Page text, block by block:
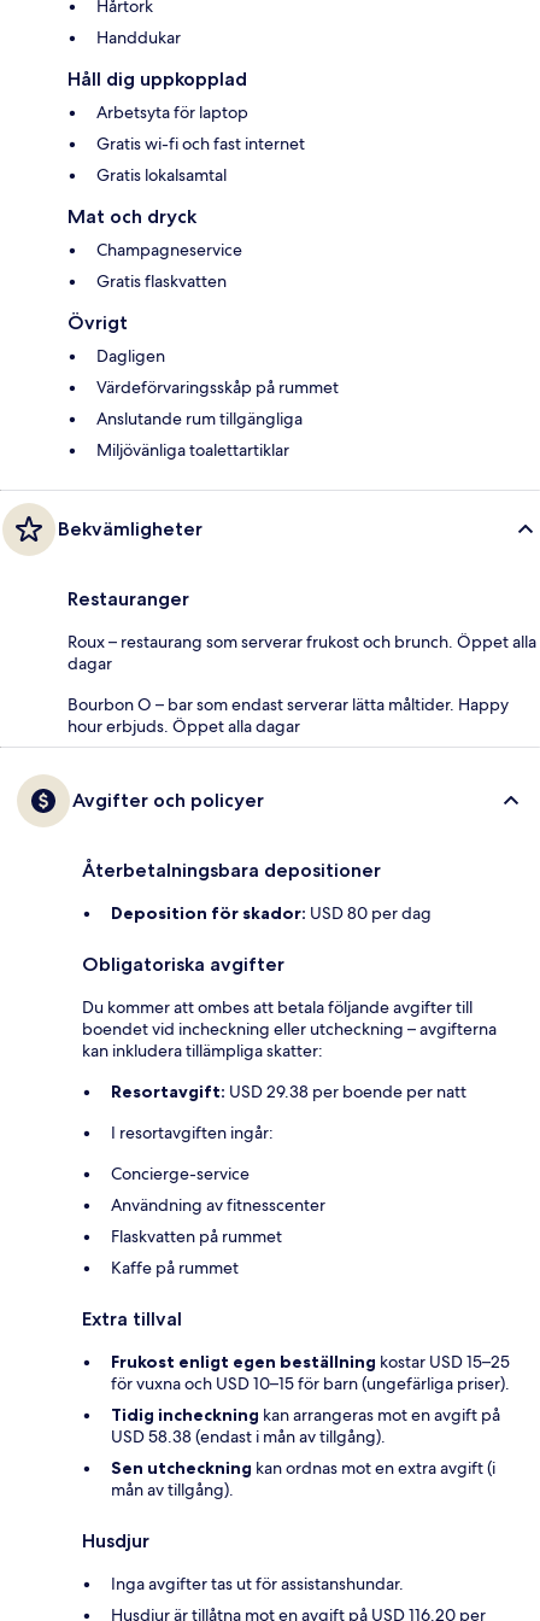
Hårtork
Handdukar
Håll dig uppkopplad
Arbetsyta för laptop
Gratis wi-fi och fast internet
Gratis lokalsamtal
Mat och dryck
Champagneservice
Gratis flaskvatten
Övrigt
Dagligen
Värdeförvaringsskåp på rummet
Anslutande rum tillgängliga
Miljövänliga toalettartiklar
Bekvämligheter
Restauranger
Roux – restaurang som serverar frukost och brunch. Öppet alla
dagar
Bourbon O – bar som endast serverar lätta måltider. Happy
hour erbjuds. Öppet alla dagar
Avgifter och policyer
Återbetalningsbara depositioner
Deposition för skador: USD 80 per dag
Obligatoriska avgifter
Du kommer att ombes att betala följande avgifter till
boendet vid incheckning eller utcheckning – avgifterna
kan inkludera tillämpliga skatter:
Resortavgift: USD 29.38 per boende per natt
I resortavgiften ingår:
Concierge-service
Användning av fitnesscenter
Flaskvatten på rummet
Kaffe på rummet
Extra tillval
Frukost enligt egen beställning kostar USD 15–25
för vuxna och USD 10–15 för barn (ungefärliga priser).
Tidig incheckning kan arrangeras mot en avgift på
USD 58.38 (endast i mån av tillgång).
Sen utcheckning kan ordnas mot en extra avgift (i
mån av tillgång).
Husdjur
Inga avgifter tas ut för assistanshundar.
Husdjur är tillåtna mot en avgift på USD 116.20 per